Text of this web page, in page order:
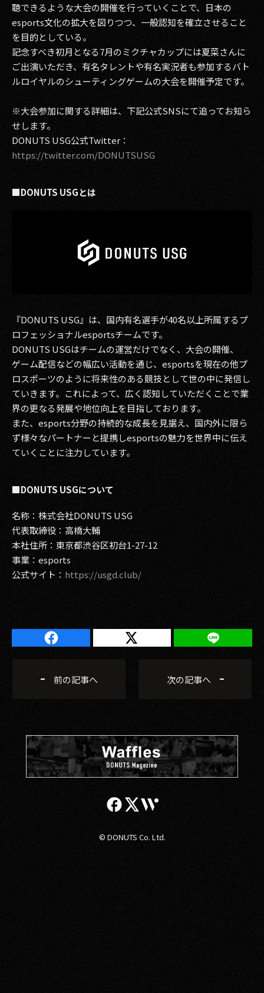
聴できるような大会の開催を行っていくことで、日本の
esports文化の拡大を図りつつ、一般認知を確立させること
を目的としている。
記念すべき初月となる7月のミクチャカップには夏菜さんに
ご出演いただき、有名タレントや有名実況者も参加するバト
ルロイヤルのシューティングゲームの大会を開催予定です。
※大会参加に関する詳細は、下記公式SNSにて追ってお知ら
せします。
DONUTS USG公式Twitter：
https://twitter.com/DONUTSUSG
■DONUTS USGとは
『DONUTS USG』は、国内有名選手が40名以上所属するプ
ロフェッショナルesportsチームです。
DONUTS USGはチームの運営だけでなく、大会の開催、
ゲーム配信などの幅広い活動を通じ、esportsを現在の他プ
ロスポーツのように将来性のある競技として世の中に発信し
ていきます。これによって、広く認知していただくことで業
界の更なる発展や地位向上を目指しております。
また、esports分野の持続的な成長を見据え、国内外に限ら
ず様々なパートナーと提携しesportsの魅力を世界中に伝え
ていくことに注力しています。
■DONUTS USGについて
名称：株式会社DONUTS USG
代表取締役：高橋大輔
本社住所：東京都渋谷区初台1-27-12
事業：esports
公式サイト： https://usgd.club/
前の記事へ 次の記事へ
© DONUTS Co. Ltd.